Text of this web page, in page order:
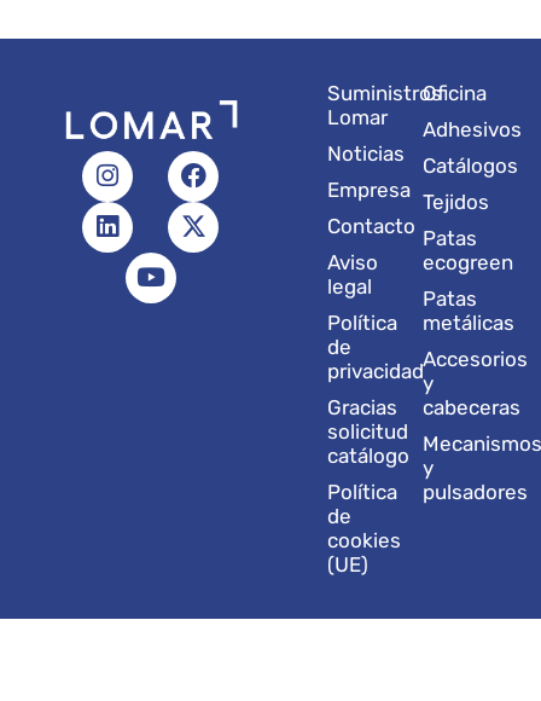
I
n
s
t
F
a
c
e
L
i
n
k
X
-
t
w
u
b
Suministros
Lomar
Noticias
Empresa
Contacto
Aviso
legal
Política
de
privacidad
Gracias
solicitud
catálogo
Política
de
cookies
(UE)
Oficina
Adhesivos
Catálogos
Tejidos
Patas
ecogreen
Patas
metálicas
Accesorios
y
cabeceras
y
pulsadores